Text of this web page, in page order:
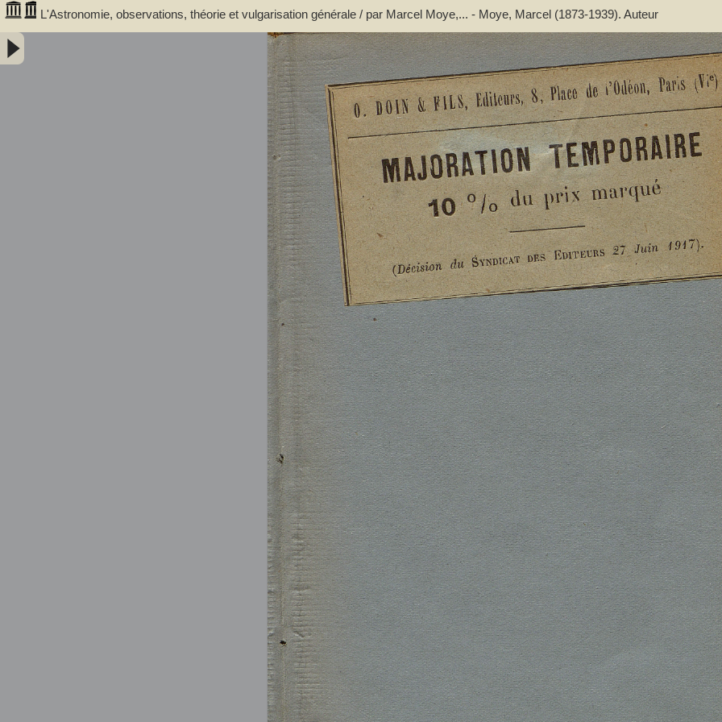
L'Astronomie, observations, théorie et vulgarisation générale / par Marcel Moye,... - Moye, Marcel (1873-1939). Auteur